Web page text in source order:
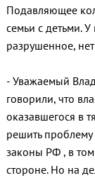
Подавляющее
семьи с детьми. У
разрушенное,
- Уважаемый
говорили, что
оказавшегося в
решить
законы РФ , в том
стороне. Но на